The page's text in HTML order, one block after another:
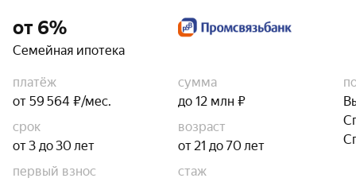
от 6%
Семейная ипотека
платёж
от 59 564 ₽/мес.
сумма
до 12 млн ₽
срок
от 3 до 30 лет
возраст
от 21 до 70 лет
первый взнос
стаж